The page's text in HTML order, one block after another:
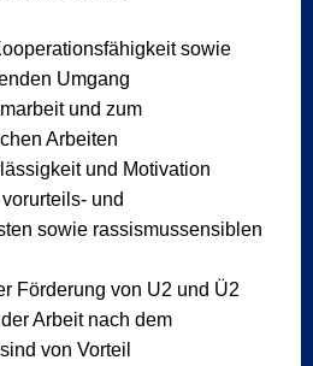
sowie
Umgang
und zum
Arbeiten
und Motivation
und
sowie rassismussensiblen
Förderung von U2 und Ü2
Arbeit nach dem
von Vorteil